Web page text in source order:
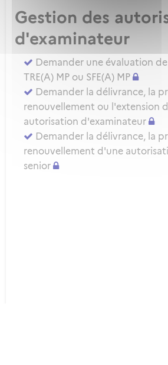
Gestion des
d'examinateur
Demander une évaluation
TRE(A) MP ou SFE(A) MP
Demander la délivrance, la
renouvellement ou l'extension
autorisation d'examinateur
Demander la délivrance, la
renouvellement d'une
senior